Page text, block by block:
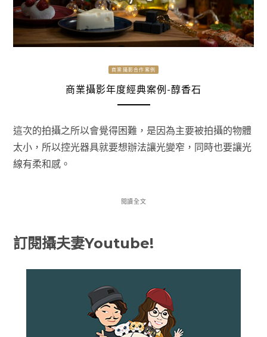
商業攝影合作案例
商業攝影年度經典案例-醇香石
這次的拍攝之所以會覺得困難，是因為主要被拍攝的物體
太小，所以控光器具就要想辦法讓光變窄，同時也要讓光
線有柔和感。
閱讀全文
訂閱攝夫妻Youtube!